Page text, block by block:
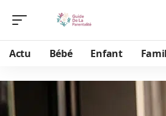
Actu Bébé Enfant